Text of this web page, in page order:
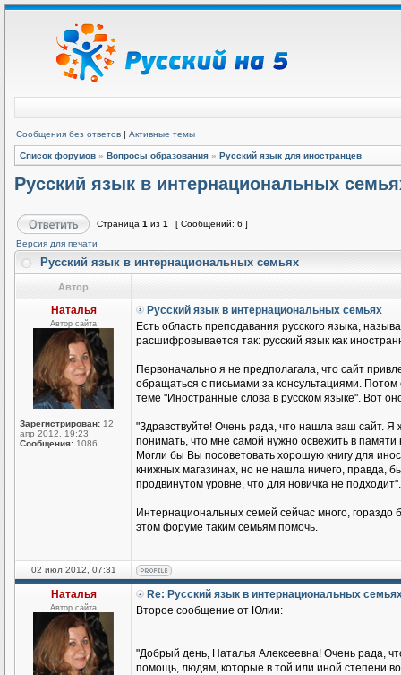
Сообщения без ответов | Активные темы
Список форумов » Вопросы образования » Русский язык для иностранцев
Русский язык в интернациональных
Страница 1 из 1
[ Сообщений: 6 ]
Версия для печати
Русский язык в интернациональных семьях
Автор
Наталья
Автор сайта
Зарегистрирован: 12
апр 2012, 19:23
Сообщения: 1086
Русский язык в интернациональных семьях
Есть область преподавания русского языка,
расшифровывается так: русский язык как
Первоначально я не предполагала, что сайт
обращаться с письмами за консультациями.
теме "Иностранные слова в русском языке". Вот
"Здравствуйте! Очень рада, что нашла ваш сайт. Я
понимать, что мне самой нужно освежить в памяти
Могли бы Вы посоветовать хорошую книгу для
книжных магазинах, но не нашла ничего, правда,
продвинутом уровне, что для новичка не подходит".
Интернациональных семей сейчас много,
этом форуме таким семьям помочь.
02 июл 2012, 07:31
Наталья
Автор сайта
Re: Русский язык в интернациональных
Второе сообщение от Юлии:
"Добрый день, Наталья Алексеевна! Очень рада,
помощь, людям, которые в той или иной степени